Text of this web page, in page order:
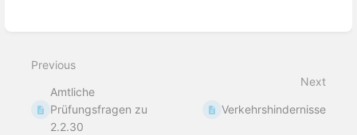
Previous
Amtliche
Prüfungsfragen zu
2.2.30
Next
Verkehrshindernisse